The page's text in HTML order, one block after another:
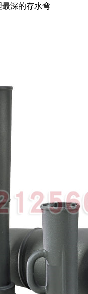
最深的存水弯